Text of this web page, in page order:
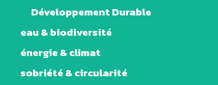
Développement Durable
eau & biodiversité
énergie & climat
sobriété & circularité